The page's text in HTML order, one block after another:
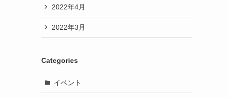
2022年4月
2022年3月
Categories
イベント